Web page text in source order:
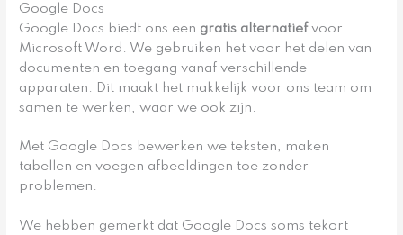
Google Docs
Google Docs biedt ons een gratis alternatiefvoor
Microsoft Word. We gebruiken het voor het delen van
documenten en toegang vanaf verschillende
apparaten. Dit maakt het makkelijk voor ons team om
samen te werken, waar we ook zijn.
Met Google Docs bewerken we teksten, maken
tabellen en voegen afbeeldingen toe zonder
problemen.
We hebben gemerkt dat Google Docs soms tekort